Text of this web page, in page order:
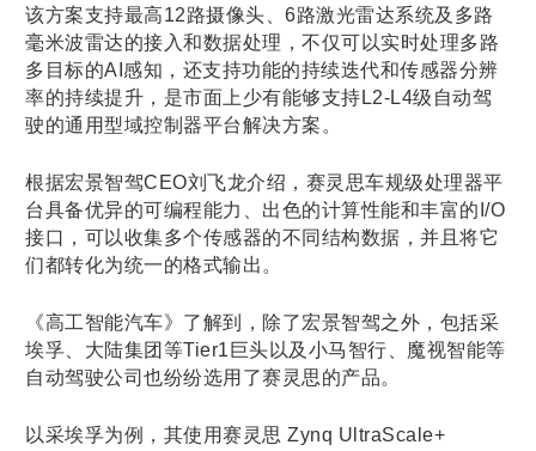
该方案支持最高12路摄像头、6路激光雷达系统及多路
毫米波雷达的接入和数据处理，不仅可以实时处理多路
多目标的AI感知，还支持功能的持续迭代和传感器分辨
率的持续提升，是市面上少有能够支持L2-L4级自动驾
驶的通用型域控制器平台解决方案。
根据宏景智驾CEO刘飞龙介绍，赛灵思车规级处理器平
台具备优异的可编程能力、出色的计算性能和丰富的I/O
接口，可以收集多个传感器的不同结构数据，并且将它
们都转化为统一的格式输出。
《高工智能汽车》了解到，除了宏景智驾之外，包括采
埃孚、大陆集团等Tier1巨头以及小马智行、魔视智能等
自动驾驶公司也纷纷选用了赛灵思的产品。
以采埃孚为例，其使用赛灵思 Zynq UltraScale+